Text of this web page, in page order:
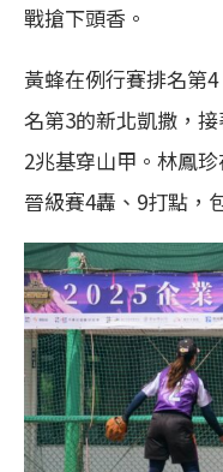
戰搶下頭香。
黃蜂在例行賽排名第
名第3的新北凱撒，
2兆基穿山甲。林鳳
晉級賽4轟、9打點，